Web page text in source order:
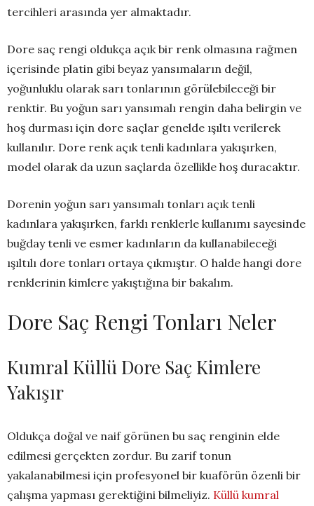
tercihleri arasında yer almaktadır.
Dore saç rengi oldukça açık bir renk olmasına rağmen
içerisinde platin gibi beyaz yansımaların değil,
yoğunluklu olarak sarı tonlarının görülebileceği bir
renktir. Bu yoğun sarı yansımalı rengin daha belirgin ve
hoş durması için dore saçlar genelde ışıltı verilerek
kullanılır. Dore renk açık tenli kadınlara yakışırken,
model olarak da uzun saçlarda özellikle hoş duracaktır.
Dorenin yoğun sarı yansımalı tonları açık tenli
kadınlara yakışırken, farklı renklerle kullanımı sayesinde
buğday tenli ve esmer kadınların da kullanabileceği
ışıltılı dore tonları ortaya çıkmıştır. O halde hangi dore
renklerinin kimlere yakıştığına bir bakalım.
Dore Saç Rengi Tonları Neler
Kumral Küllü Dore Saç Kimlere
Yakışır
Oldukça doğal ve naif görünen bu saç renginin elde
edilmesi gerçekten zordur. Bu zarif tonun
yakalanabilmesi için profesyonel bir kuaförün özenli bir
çalışma yapması gerektiğini bilmeliyiz. Küllü kumral